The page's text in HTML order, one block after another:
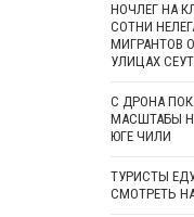
НОЧЛЕГ НА
СОТНИ
МИГРАНТОВ
УЛИЦАХ
С ДРОНА
МАСШТАБЫ
ЮГЕ ЧИЛИ
ТУРИСТЫ
СМОТРЕТЬ